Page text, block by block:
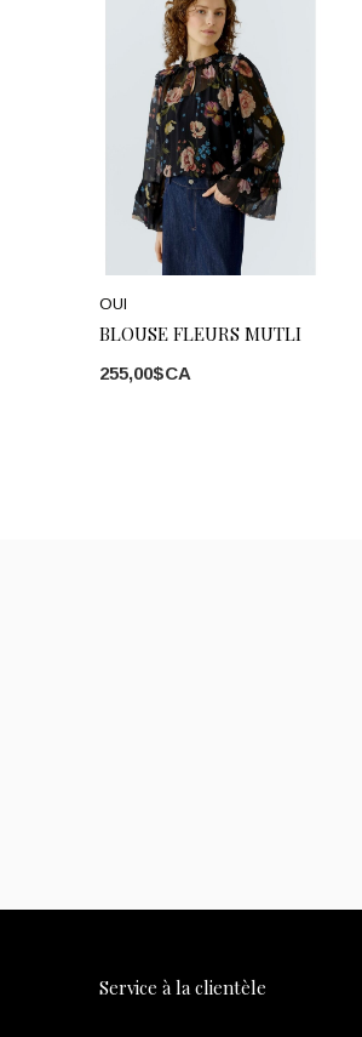
OUI
BLOUSE FLEURS MUTLI
255,00$CA
Service à la clientèle